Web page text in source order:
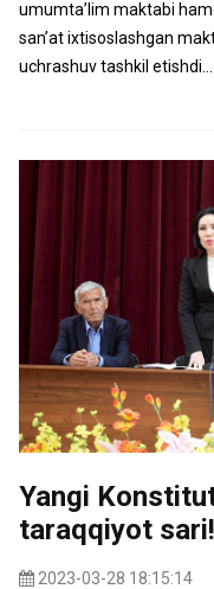
umumta’lim maktabi
san’at ixtisoslashgan
uchrashuv tashkil etishdi...
Yangi
taraqqiyot sari!
2023-03-28 18:15:14